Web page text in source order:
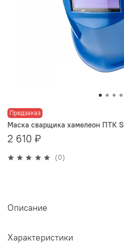
Предзаказ
(0)
Маска сварщика хамелеон ПТК
2 610 ₽
Описание
Характеристики